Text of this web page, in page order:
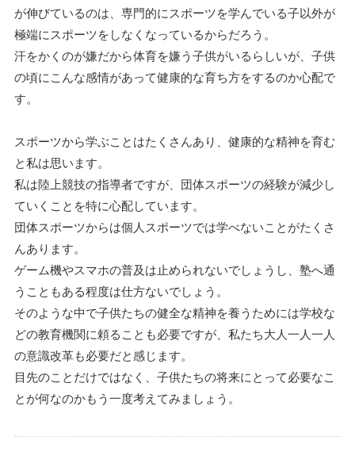
が伸びているのは、専門的にスポーツを学んでいる子以外が
極端にスポーツをしなくなっているからだろう。
汗をかくのが嫌だから体育を嫌う子供がいるらしいが、子供
の頃にこんな感情があって健康的な育ち方をするのか心配で
す。
スポーツから学ぶことはたくさんあり、健康的な精神を育む
と私は思います。
私は陸上競技の指導者ですが、団体スポーツの経験が減少し
ていくことを特に心配しています。
団体スポーツからは個人スポーツでは学べないことがたくさ
んあります。
ゲーム機やスマホの普及は止められないでしょうし、塾へ通
うこともある程度は仕方ないでしょう。
そのような中で子供たちの健全な精神を養うためには学校な
どの教育機関に頼ることも必要ですが、私たち大人一人一人
の意識改革も必要だと感じます。
目先のことだけではなく、子供たちの将来にとって必要なこ
とが何なのかもう一度考えてみましょう。